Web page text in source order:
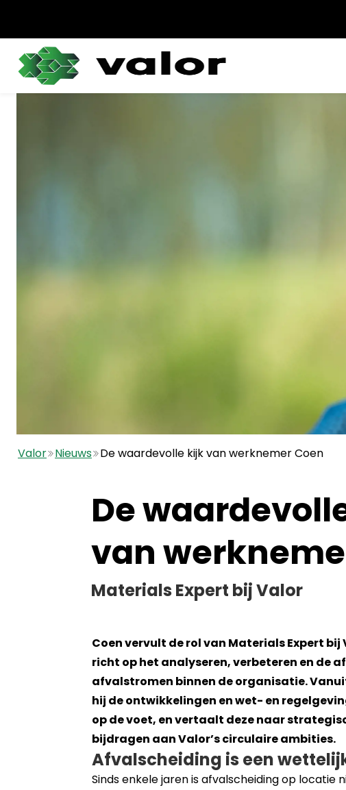
Valor Nieuws De waardevolle kijk van werknemer Coen
De
van
Materials Expert bij Valor
Coen vervult de rol van Materials Expert bij
richt op het analyseren, verbeteren en de
afvalstromen binnen de organisatie.
hij de ontwikkelingen en wet- en
op de voet, en vertaalt deze naar
bijdragen aan Valor’s circulaire ambities.
Afvalscheiding is een
Sinds enkele jaren is afvalscheiding op locatie